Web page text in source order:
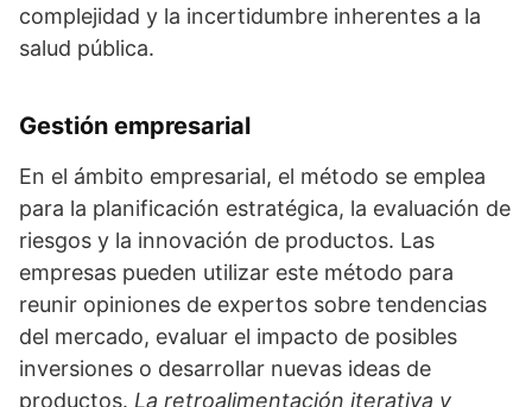
complejidad y la incertidumbre inherentes a la
salud pública.
Gestión empresarial
En el ámbito empresarial, el método se emplea
para la planificación estratégica, la evaluación de
riesgos y la innovación de productos. Las
empresas pueden utilizar este método para
reunir opiniones de expertos sobre tendencias
del mercado, evaluar el impacto de posibles
inversiones o desarrollar nuevas ideas de
productos. La retroalimentación iterativa y